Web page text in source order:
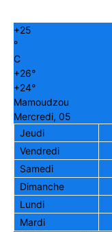
+25
°
C
+26°
+24°
Mamoudzou
Mercredi, 05
Jeudi
Vendredi
Samedi
Dimanche
Lundi
Mardi